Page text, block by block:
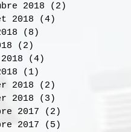
2018
(2)
2018
(4)
(8)
(2)
(4)
(1)
2018
(2)
2018
(3)
2017
(2)
2017
(5)